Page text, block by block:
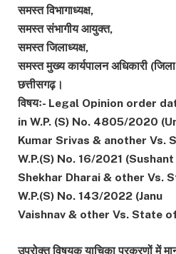
समस्त विभागाध्यक्ष,
समस्त संभागीय आयुक्त,
समस्त जिलाध्यक्ष,
समस्त मुख्य कार्यपालन अधिकारी
छत्तीसगढ़।
विषयः- Legal Opinion order
in W.P. (S) No. 4805/2020
Kumar Srivas & another Vs.
W.P.(S) No. 16/2021 (Sushant
Shekhar Dharai & other Vs.
W.P.(S) No. 143/2022 (Janu
Vaishnav & other Vs. State
उपरोक्त विषयक याचिका प्रकरणों में